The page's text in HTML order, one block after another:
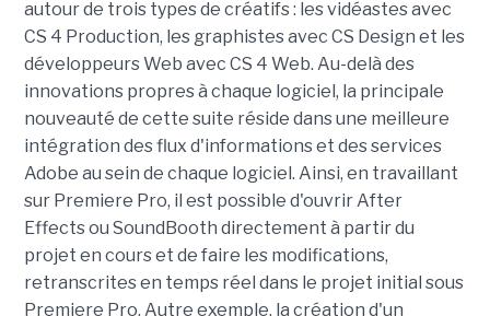
autour de trois types de créatifs : les vidéastes avec
CS 4 Production, les graphistes avec CS Design et les
développeurs Web avec CS 4 Web. Au-delà des
innovations propres à chaque logiciel, la principale
nouveauté de cette suite réside dans une meilleure
intégration des flux d'informations et des services
Adobe au sein de chaque logiciel. Ainsi, en travaillant
sur Premiere Pro, il est possible d'ouvrir After
Effects ou SoundBooth directement à partir du
projet en cours et de faire les modifications,
retranscrites en temps réel dans le projet initial sous
Premiere Pro. Autre exemple, la création d'un